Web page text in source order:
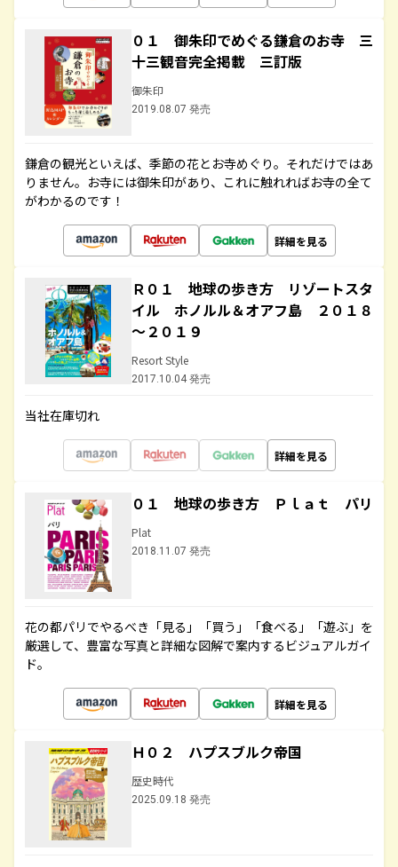
０１ 御朱印でめぐる鎌倉のお寺 三
十三観音完全掲載 三訂版
御朱印
2019.08.07 発売
鎌倉の観光といえば、季節の花とお寺めぐり。それだけではあ
りません。お寺には御朱印があり、これに触れればお寺の全て
がわかるのです！
詳細を見る
Ｒ０１ 地球の歩き方 リゾートスタ
イル ホノルル＆オアフ島 ２０１８
～２０１９
Resort Style
2017.10.04 発売
当社在庫切れ
詳細を見る
０１ 地球の歩き方 Ｐｌａｔ パリ
Plat
2018.11.07 発売
花の都パリでやるべき「見る」「買う」「食べる」「遊ぶ」を
厳選して、豊富な写真と詳細な図解で案内するビジュアルガイ
ド。
詳細を見る
Ｈ０２ ハプスブルク帝国
歴史時代
2025.09.18 発売